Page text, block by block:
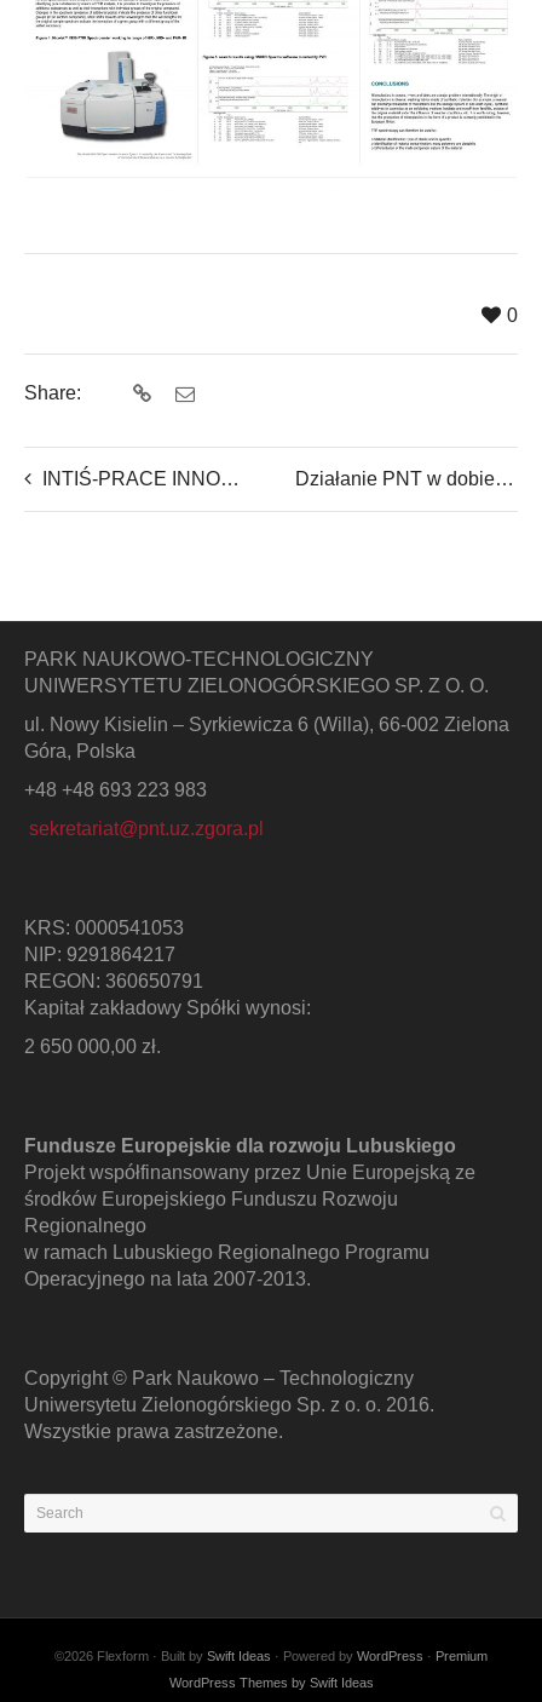
0
Share:
INTIŚ-PRACE INNOWACYJNE Działanie PNT w dobie pandemii
PARK NAUKOWO-TECHNOLOGICZNY
UNIWERSYTETU ZIELONOGÓRSKIEGO SP. Z O. O.
ul. Nowy Kisielin – Syrkiewicza 6 (Willa), 66-002 Zielona
Góra, Polska
+48 +48 693 223 983
sekretariat@pnt.uz.zgora.pl
KRS: 0000541053
NIP: 9291864217
REGON: 360650791
Kapitał zakładowy Spółki wynosi:
2 650 000,00 zł.
Fundusze Europejskie dla rozwoju Lubuskiego
Projekt współfinansowany przez Unie Europejską ze
środków Europejskiego Funduszu Rozwoju
Regionalnego
w ramach Lubuskiego Regionalnego Programu
Operacyjnego na lata 2007-2013.
Copyright © Park Naukowo – Technologiczny
Uniwersytetu Zielonogórskiego Sp. z o. o. 2016.
Wszystkie prawa zastrzeżone.
©2026 Flexform · Built by Swift Ideas · Powered by WordPress · Premium
WordPress Themes by Swift Ideas